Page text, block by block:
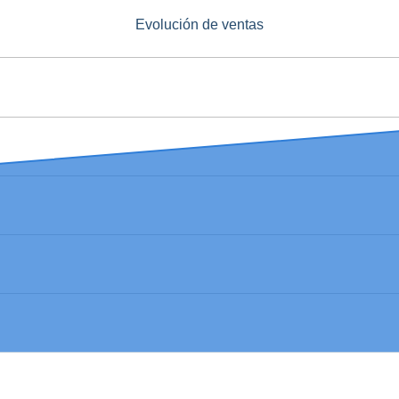
Evolución de ventas